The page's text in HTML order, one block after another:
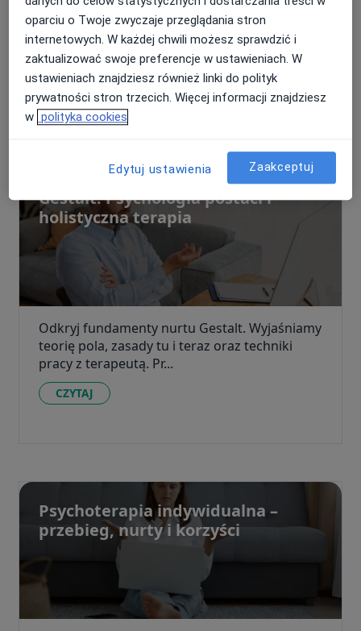
Odkryj, jak terapia poznawczo-behawioralna
zmienia myślenie i zachowanie. Poznaj
techniki, model ABC i skutecz...
CZYTAJ
Gestalt: Psychologia postaci i
holistyczna terapia
Odkryj fundamenty nurtu Gestalt. Wyjaśniamy
teorię pola, zasady tu i teraz oraz techniki
pracy z terapeutą. Pr...
CZYTAJ
Psychoterapia indywidualna –
przebieg, nurty i korzyści
oparciu o Twoje zwyczaje przeglądania stron
internetowych. W każdej chwili możesz sprawdzić i
zaktualizować swoje preferencje w ustawieniach. W
ustawieniach znajdziesz również linki do polityk
prywatności stron trzecich. Więcej informacji znajdziesz
w polityka cookies
Edytuj ustawienia Zaakceptuj